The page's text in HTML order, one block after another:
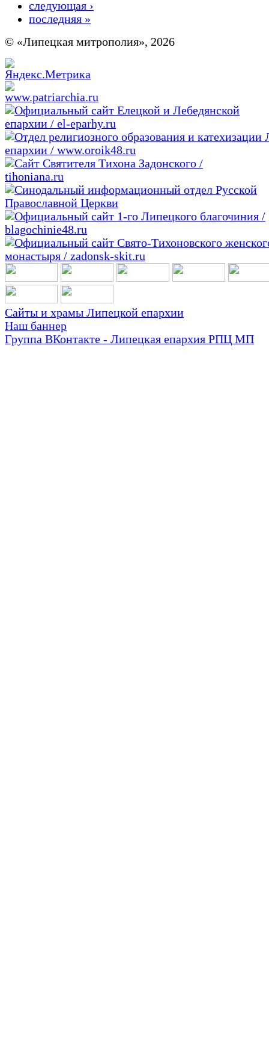
следующая ›
последняя »
© «Липецкая митрополия», 2026
Сайты и храмы Липецкой епархии
Наш баннер
Группа ВКонтакте - Липецкая епархия РПЦ МП